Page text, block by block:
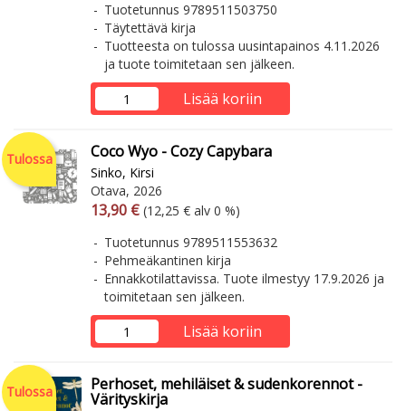
Tuotetunnus 9789511503750
Täytettävä kirja
Tuotteesta on tulossa uusintapainos 4.11.2026
ja tuote toimitetaan sen jälkeen.
Lisää koriin
Tulossa Coco Wyo - Cozy Capybara
Sinko, Kirsi
Otava, 2026
Arvonlisäverollinen hinta
13,90 € Arvonlisäveroton hinta
(12,25 € alv 0 %)
Tuotetunnus 9789511553632
Pehmeäkantinen kirja
Ennakkotilattavissa. Tuote ilmestyy 17.9.2026 ja
toimitetaan sen jälkeen.
Lisää koriin
Tulossa Perhoset, mehiläiset & sudenkorennot -
Värityskirja